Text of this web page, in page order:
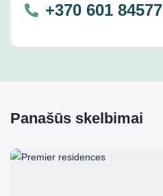
+370 601 84577
Panašūs skelbimai